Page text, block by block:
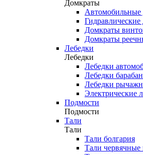
Домкраты
Автомобильные
Домкраты
Домкраты
Лебедки
Лебедки
Лебедки
Лебедки
Лебедки
Электрические
Подмости
Подмости
Тали
Тали
Тали болгария
Тали